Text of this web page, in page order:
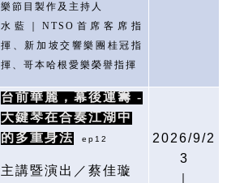
樂節目製作及主持人
水藍｜ NTSO 首席客席指
揮、新加坡交響樂團桂冠指
揮、哥本哈根愛樂榮譽指揮
台前華麗，幕後運籌 -
大鍵琴在合奏江湖中
的多重身法 ep12
主講暨演出／蔡佳璇
2026/9/2
3